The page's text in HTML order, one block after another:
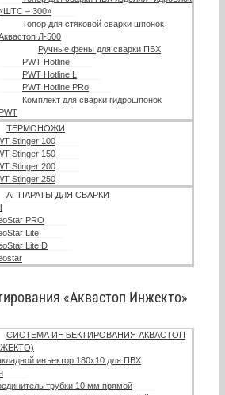
– 300»
Топор для стяковой сварки шпонок
Л-500
Ручные фены для сварки ПВХ
PWT Hotline
PWT Hotline L
PWT Hotline PRo
Комплект для сварки гидрошпонок
PWT
ТЕРМОНОЖИ
Stinger 100
Stinger 150
Stinger 200
Stinger 250
АППАРАТЫ ДЛЯ СВАРКИ
PRO
Lite
Lite D
«Аквастоп Инжекто»
СИСТЕМА ИНЪЕКТИРОВАНИЯ АКВАСТОП
инъектор 180х10 для ПВХ
трубки 10 мм прямой